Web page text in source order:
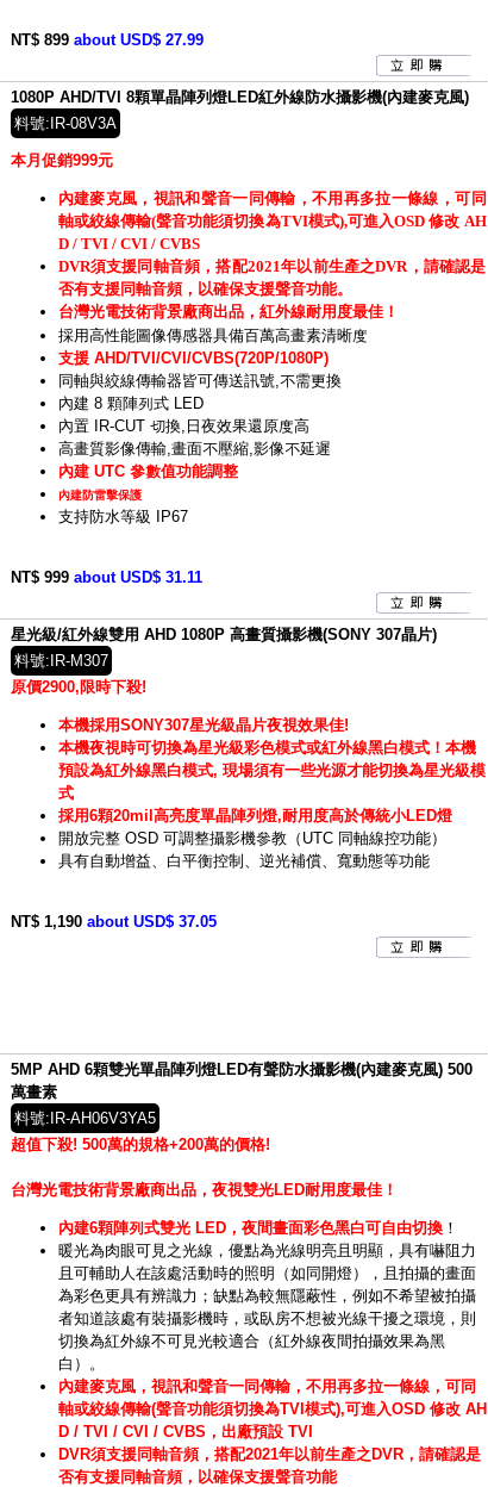
NT$ 899 about USD$ 27.99
1080P AHD/TVI 8顆單晶陣列燈LED紅外線防水攝影機(內建麥克風)
料號:IR-08V3A
本月促銷999元
內建麥克風，視訊和聲音一同傳輸，不用再多拉一條線，可同
軸或絞線傳輸(聲音功能須切換為TVI模式),可進入OSD 修改 AH
D / TVI / CVI / CVBS
DVR須支援同軸音頻，搭配2021年以前生產之DVR，請確認是
否有支援同軸音頻，以確保支援聲音功能。
台灣光電技術背景廠商出品，紅外線耐用度最佳！
採用高性能圖像傳感器具備百萬高畫素清晰度
支援 AHD/TVI/CVI/CVBS(720P/1080P)
同軸與絞線傳輸器皆可傳送訊號,不需更換
內建 8 顆陣列式 LED
內置 IR-CUT 切換,日夜效果還原度高
高畫質影像傳輸,畫面不壓縮,影像不延遲
內建 UTC 參數值功能調整
內建防雷擊保護
支持防水等級 IP67
NT$ 999 about USD$ 31.11
星光級/紅外線雙用 AHD 1080P 高畫質攝影機(SONY 307晶片)
料號:IR-M307
原價2900,限時下殺!
本機採用SONY307星光級晶片夜視效果佳!
本機夜視時可切換為星光級彩色模式或紅外線黑白模式！ 本機
預設為紅外線黑白模式, 現場須有一些光源才能切換為星光級模
式
採用6顆20mil高亮度單晶陣列燈,耐用度高於傳統小LED燈
開放完整 OSD 可調整攝影機參教（UTC 同軸線控功能）
具有自動增益、白平衡控制、逆光補償、寬動態等功能
NT$ 1,190 about USD$ 37.05
5MP AHD 6顆雙光單晶陣列燈LED有聲防水攝影機(內建麥克風) 500
萬畫素
料號:IR-AH06V3YA5
超值下殺! 500萬的規格+200萬的價格!
台灣光電技術背景廠商出品，夜視雙光LED耐用度最佳！
內建6顆陣列式雙光 LED，夜間畫面彩色黑白可自由切換！
暖光為肉眼可見之光線， 優點為光線明亮且明顯，具有嚇阻力
且可輔助人在該處活動時的照明（如同開燈），且拍攝的畫面
為彩色更具有辨識力；缺點為較無隱蔽性，例如不希望被拍攝
者知道該處有裝攝影機時，或臥房不想被光線干擾之環境，則
切換為紅外線不可見光較適合（紅外線夜間拍攝效果為黑
白）。
內建麥克風，視訊和聲音一同傳輸，不用再多拉一條線，可同
軸或絞線傳輸(聲音功能須切換為TVI模式),可進入OSD 修改 AH
D / TVI / CVI / CVBS，出廠預設 TVI
DVR須支援同軸音頻，搭配2021年以前生產之DVR，請確認是
否有支援同軸音頻，以確保支援聲音功能